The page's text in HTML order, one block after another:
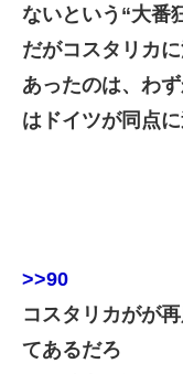
ないという“大番
だがコスタリカ
あったのは、わ
はドイツが同点
>>90
コスタリカがが
てあるだろ